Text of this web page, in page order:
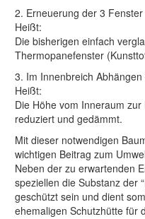
2. Erneuerung der 3 Fenster
Heißt:
Die bisherigen einfach
Thermopanefenster
3. Im Innenbreich
Heißt:
Die Höhe vom Inneraum
reduziert und gedämmt.
Mit dieser notwendigen
wichtigen Beitrag zum
Neben der zu erwartenden
speziellen die Substanz der
geschützt sein und dient
ehemaligen Schutzhütte für